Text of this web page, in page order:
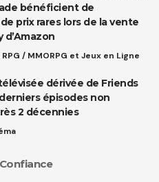
bénéficient de
prix rares lors de la vente
d’Amazon
/ MMORPG et Jeux en Ligne
dérivée de Friends
épisodes non
2 décennies